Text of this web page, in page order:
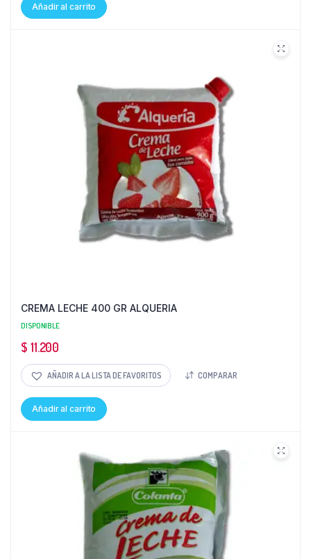
Añadir al carrito
CREMA LECHE 400 GR ALQUERIA
DISPONIBLE
$ 11.200
AÑADIR A LA LISTA DE FAVORITOS COMPARAR
Añadir al carrito